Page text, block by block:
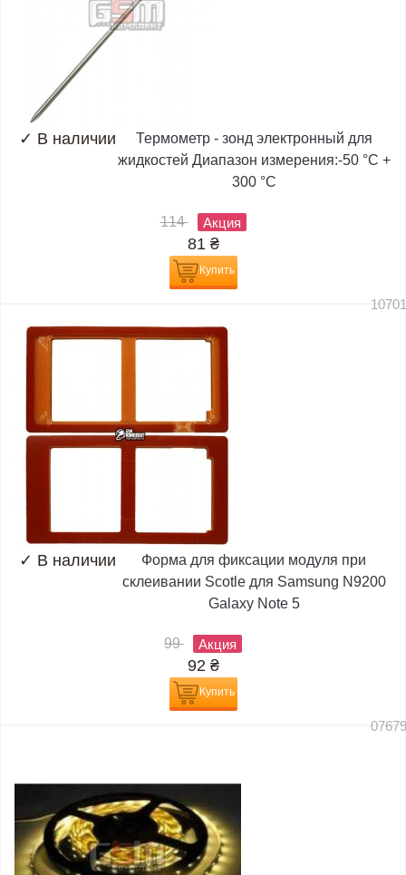
✓ В наличии
Термометр - зонд электронный для
жидкостей Диапазон измерения:-50 °C +
300 °C
114 Акция
81 ₴
Купить
✓ В наличии
Форма для фиксации модуля при
склеивании Scotle для Samsung N9200
Galaxy Note 5
99 Акция
92 ₴
Купить